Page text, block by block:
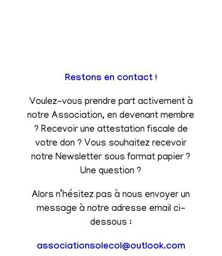
Restons en contact !
Voulez-vous prendre part activement à
notre Association, en devenant membre
? Recevoir une attestation fiscale de
votre don ? Vous souhaitez recevoir
notre Newsletter sous format papier ?
Une question ?
Alors n’hésitez pas à nous envoyer un
message à notre adresse email ci-
dessous :
associationsolecol@outlook.com